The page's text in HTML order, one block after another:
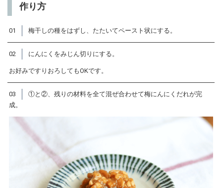
作り方
01 梅干しの種をはずし、たたいてペースト状にする。
02 にんにくをみじん切りにする。
お好みですりおろしてもOKです。
03
①と②、残りの材料を全て混ぜ合わせて梅にんにくだれが完
成。